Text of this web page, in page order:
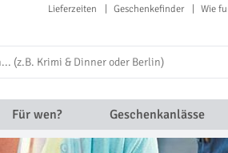
Lieferzeiten Geschenkefinder Wie
Für wen? Geschenkanlässe